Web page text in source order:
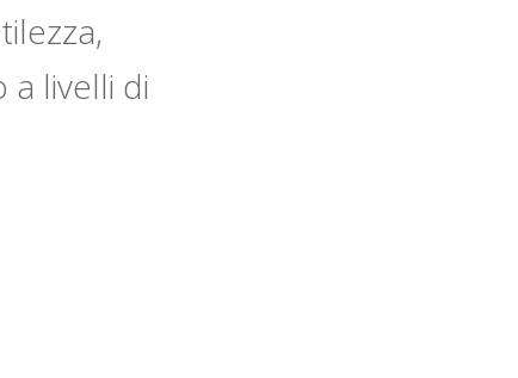
livelli di